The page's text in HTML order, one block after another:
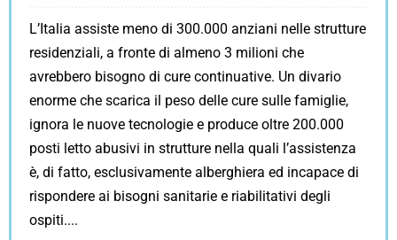
L’Italia assiste meno di 300.000 anziani nelle strutture
residenziali, a fronte di almeno 3 milioni che
avrebbero bisogno di cure continuative. Un divario
enorme che scarica il peso delle cure sulle famiglie,
ignora le nuove tecnologie e produce oltre 200.000
posti letto abusivi in strutture nella quali l’assistenza
è, di fatto, esclusivamente alberghiera ed incapace di
rispondere ai bisogni sanitarie e riabilitativi degli
ospiti.